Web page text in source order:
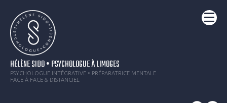
HÉLÈNE SIDO • PSYCHOLOGUE À LIMOGES
PSYCHOLOGUE INTÉGRATIVE • PRÉPARATRICE MENTALE
FACE À FACE & DISTANCIEL